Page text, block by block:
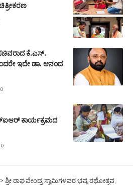
ಕೆ.ಎಸ್.
ಇದೇ ಡಾ. ಆನಂದ
ಕಾರ್ಯಕ್ರಮದ
> ಶ್ರೀ ರಾಘವೇಂದ್ರ ಸ್ವಾಮಿಗಳವರ ಭವ್ಯ ರಥೋತ್ಸವ,